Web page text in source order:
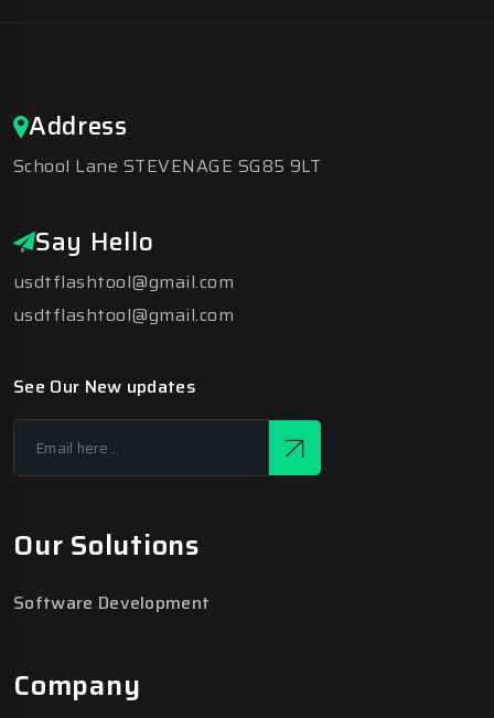
Address
School Lane STEVENAGE SG85 9LT
Say Hello
usdtflashtool@gmail.com
usdtflashtool@gmail.com
See Our New updates
Our Solutions
Software Development
Company